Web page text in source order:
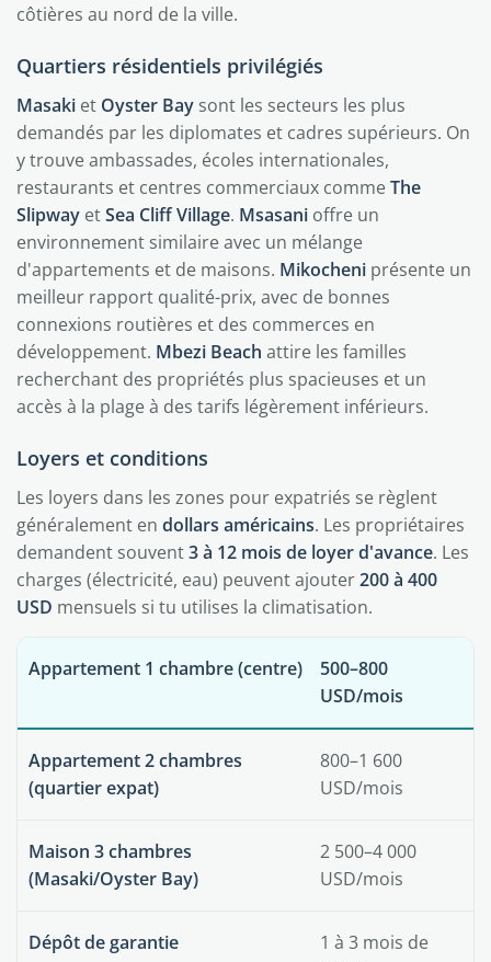
côtières au nord de la ville.
Quartiers résidentiels privilégiés
Masaki et Oyster Bay sont les secteurs les plus
demandés par les diplomates et cadres supérieurs. On
y trouve ambassades, écoles internationales,
restaurants et centres commerciaux commeThe
Slipway etSea Cliff Village. Msasani offre un
environnement similaire avec un mélange
d'appartements et de maisons. Mikocheni présente un
meilleur rapport qualité-prix, avec de bonnes
connexions routières et des commerces en
développement. Mbezi Beach attire les familles
recherchant des propriétés plus spacieuses et un
accès à la plage à des tarifs légèrement inférieurs.
Loyers et conditions
Les loyers dans les zones pour expatriés se règlent
généralement en dollars américains. Les propriétaires
demandent souvent3 à 12 mois de loyer d'avance. Les
charges (électricité, eau) peuvent ajouter200 à 400
USD mensuels si tu utilises la climatisation.
Appartement 1 chambre (centre)
500–800
USD/mois
Appartement 2 chambres
(quartier expat)
800–1 600
USD/mois
Maison 3 chambres
(Masaki/Oyster Bay)
2 500–4 000
USD/mois
Dépôt de garantie
1 à 3 mois de